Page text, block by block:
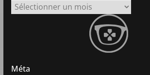
Archives
Méta